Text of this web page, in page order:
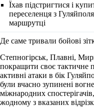
Їхав підстригтися і
переселенця з
маршрутці
Де саме тривали бойові
Степногірськ, Плавні,
покращити своє тактичне
активні атаки в бік
були вчасно зупинені
міжнародних
жодному з вказаних